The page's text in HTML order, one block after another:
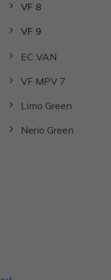
VF 8
VF 9
EC VAN
VF MPV 7
Limo Green
Nerio Green